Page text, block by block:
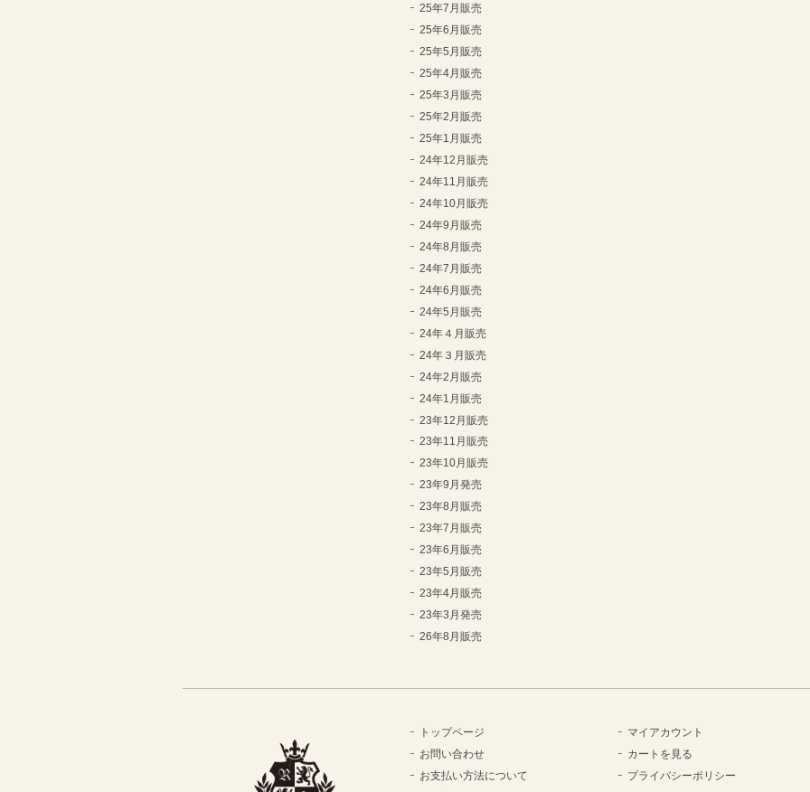
25年7月販売
25年6月販売
25年5月販売
25年4月販売
25年3月販売
25年2月販売
25年1月販売
24年12月販売
24年11月販売
24年10月販売
24年9月販売
24年8月販売
24年7月販売
24年6月販売
24年5月販売
24年４月販売
24年３月販売
24年2月販売
24年1月販売
23年12月販売
23年11月販売
23年10月販売
23年9月発売
23年8月販売
23年7月販売
23年6月販売
23年5月販売
23年4月販売
23年3月発売
26年8月販売
トップページ
お問い合わせ
お支払い方法について
マイアカウント
カートを見る
プライバシーポリシー